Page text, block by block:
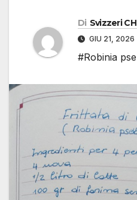
Di Svizzeri CH
GIU 21, 2026
#Robinia